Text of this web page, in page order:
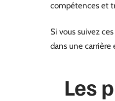
compétences et
Si vous suivez
dans une carrière
Les